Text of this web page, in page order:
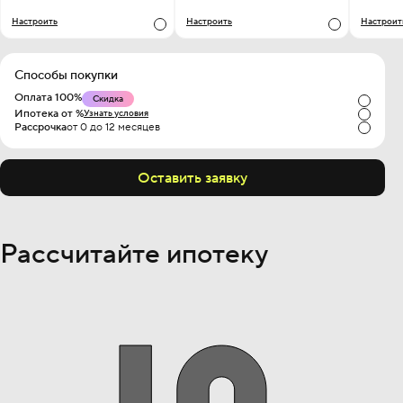
Настроить Настроить
Способы покупки
Оплата 100% Скидка
Ипотека от %Узнать условия
Рассрочкаот 0 до 12 месяцев
Оставить заявку
Рассчитайте ипотеку